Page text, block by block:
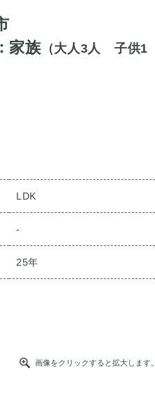
家族 （大人3人 子供1
LDK
-
25年
画像をクリックすると拡大します。